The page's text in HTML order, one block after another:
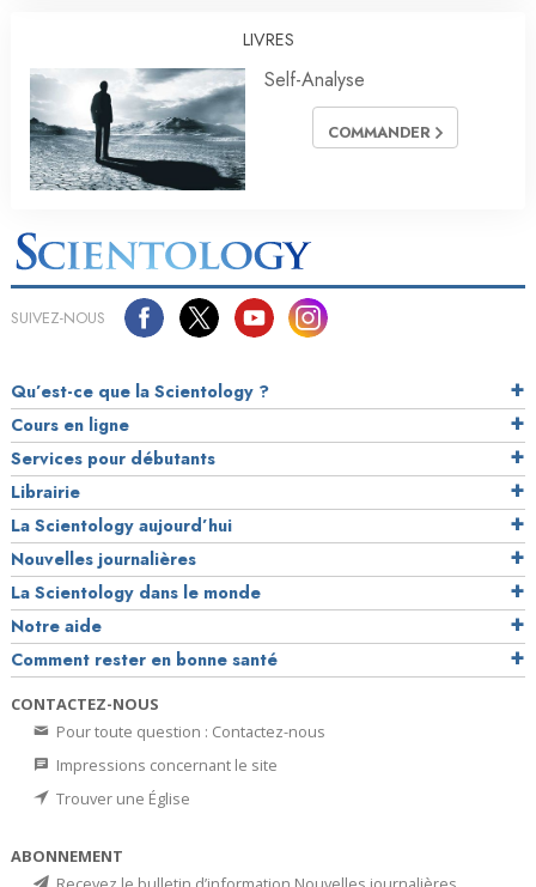
LIVRES
Self-Analyse
COMMANDER
SUIVEZ-NOUS
Qu’est-ce que la Scientology ?
Cours en ligne
Services pour débutants
Librairie
La Scientology aujourd’hui
Nouvelles journalières
La Scientology dans le monde
Notre aide
Comment rester en bonne santé
CONTACTEZ-NOUS
Pour toute question : Contactez-nous
Impressions concernant le site
Trouver une Église
ABONNEMENT